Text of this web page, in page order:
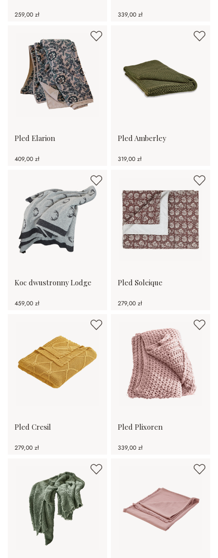
259,00 zł 339,00 zł
Pled Elarion
409,00 zł
Pled Amberley
319,00 zł
Koc dwustronny Lodge
459,00 zł
Pled Soleique
279,00 zł
Pled Cresil
279,00 zł
Pled Plixoren
339,00 zł